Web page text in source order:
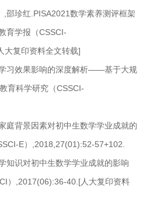
,邵珍红.PISA2021数学素养测评框架
育学报（CSSCI-
大复印资料全文转载]
习效果影响的深度解析——基于大规
育科学研究（CSSCI-
庭背景因素对初中生数学学业成就的
E）,2018,27(01):52-57+102.
知识对初中生数学学业成就的影响
）,2017(06):36-40.[人大复印资料